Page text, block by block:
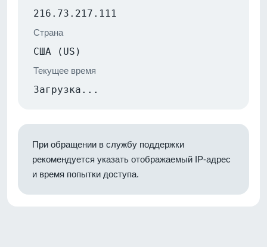
216.73.217.111
Страна
США (US)
Текущее время
Загрузка...
При обращении в службу поддержки
рекомендуется указать отображаемый IP-адрес
и время попытки доступа.